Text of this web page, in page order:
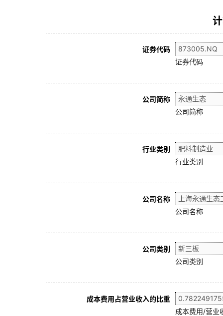
证券代码
证券代码
公司简称
公司简称
行业类别
行业类别
公司名称
公司名称
公司类别
公司类别
成本费用占营业收入的比重
成本费用/营业